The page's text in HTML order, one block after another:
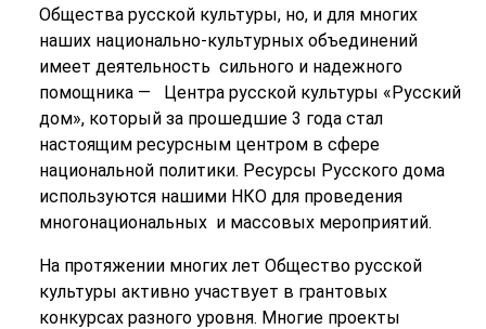
Общества русской культуры, но, и для многих
наших национально-культурных объединений
имеет деятельность сильного и надежного
помощника — Центра русской культуры «Русский
дом», который за прошедшие 3 года стал
настоящим ресурсным центром в сфере
национальной политики. Ресурсы Русского дома
используются нашими НКО для проведения
многонациональных и массовых мероприятий.
На протяжении многих лет Общество русской
культуры активно участвует в грантовых
конкурсах разного уровня. Многие проекты